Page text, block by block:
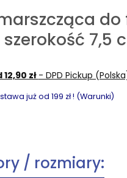
do
7,5
12,90 zł - DPD Pickup
już od 199 zł ! (Warunki)
/ rozmiary: